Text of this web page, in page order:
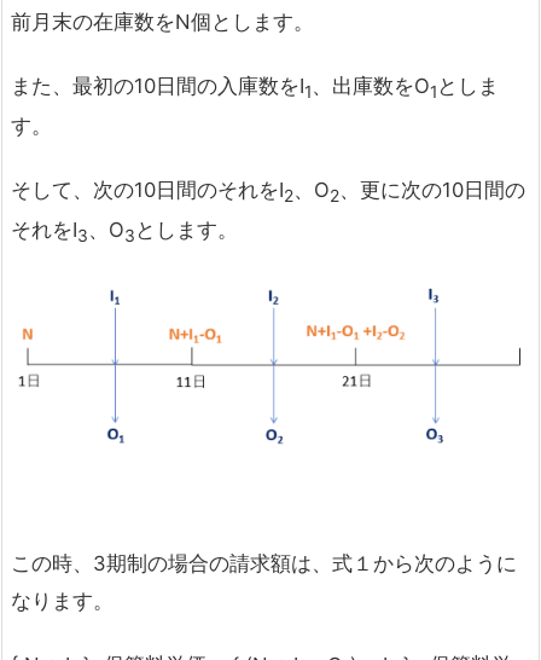
前月末の在庫数をN個とします。
また、最初の10日間の入庫数をI1、出庫数をO1 としま
す。
そして、次の10日間のそれをI2、O2、更に次の10日間の
それをI3、O3 とします。
この時、3期制の場合の請求額は、式１から次のように
なります。